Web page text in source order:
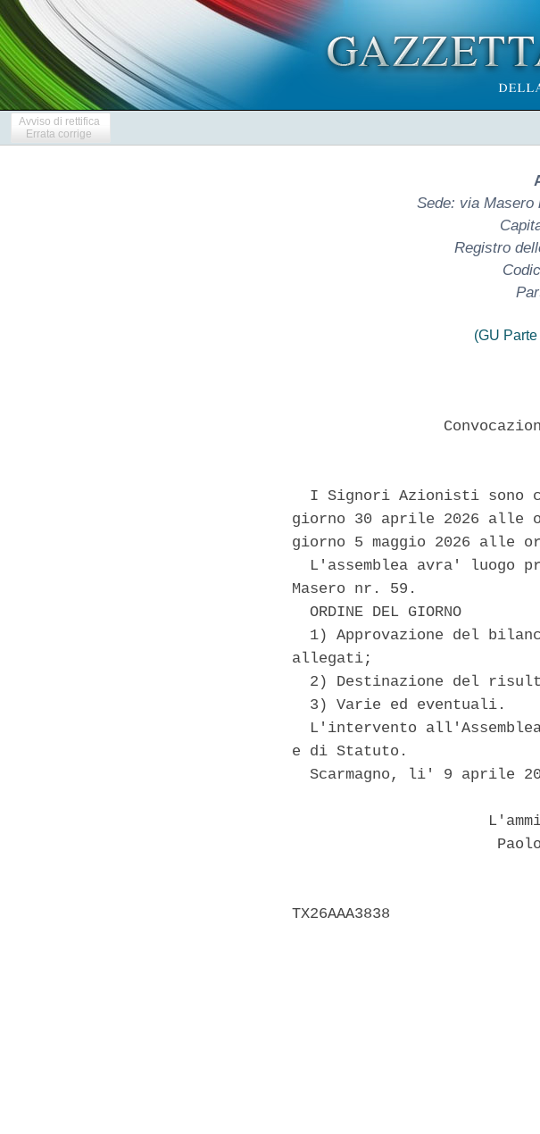
Avviso di rettifica
Errata corrige
Sede: via Masero
Registro
(GU
I Signori Azionisti sono
giorno 30 aprile 2026 alle
giorno 5 maggio 2026 alle
L'assemblea avra' luogo
Masero nr. 59.
  ORDINE DEL GIORNO
1) Approvazione del
allegati;
2) Destinazione del
  3) Varie ed eventuali.
L'intervento
e di Statuto.
Scarmagno, li' 9 aprile